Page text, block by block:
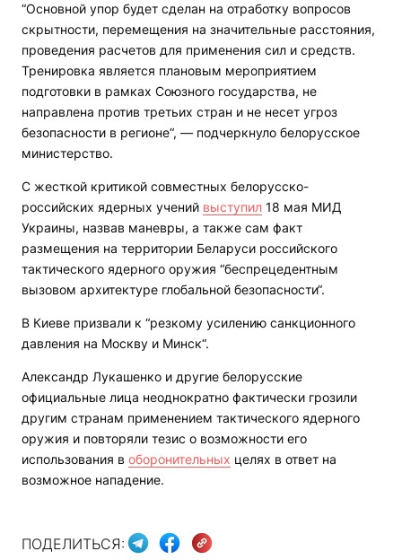
“Основной упор будет сделан на отработку вопросов
скрытности, перемещения на значительные расстояния,
проведения расчетов для применения сил и средств.
Тренировка является плановым мероприятием
подготовки в рамках Союзного государства, не
направлена против третьих стран и не несет угроз
безопасности в регионе“, — подчеркнуло белорусское
министерство.
С жесткой критикой совместных белорусско-
российских ядерных учений выступил 18 мая МИД
Украины, назвав маневры, а также сам факт
размещения на территории Беларуси российского
тактического ядерного оружия “беспрецедентным
вызовом архитектуре глобальной безопасности“.
В Киеве призвали к “резкому усилению санкционного
давления на Москву и Минск“.
Александр Лукашенко и другие белорусские
официальные лица неоднократно фактически грозили
другим странам применением тактического ядерного
оружия и повторяли тезис о возможности его
использования в оборонительных целях в ответ на
возможное нападение.
ПОДЕЛИТЬСЯ: